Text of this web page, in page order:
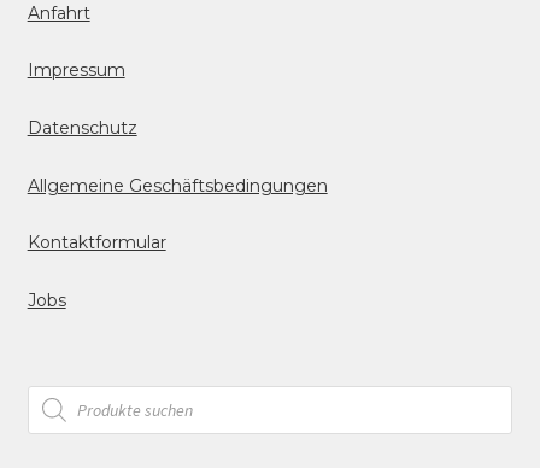
Anfahrt
Impressum
Datenschutz
Allgemeine Geschäftsbedingungen
Kontaktformular
Jobs
Products
search